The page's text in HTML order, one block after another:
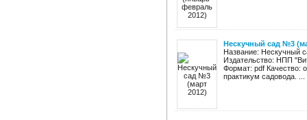
Нескучный сад №3
Название: Нескучный
Издательство: НПП
Формат: pdf Качество:
практикум садовода. ...